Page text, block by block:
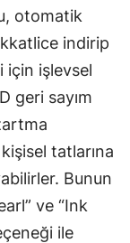
otomatik
indirip
için işlevsel
geri sayım
tatlarına
Bunun
ve “Ink
ile